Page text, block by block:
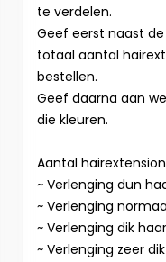
te verdelen.
Geef eerst naast
totaal aantal
bestellen.
Geef daarna aan
die kleuren.
Aantal
~ Verlenging dun
~ Verlenging
~ Verlenging dik
~ Verlenging zeer